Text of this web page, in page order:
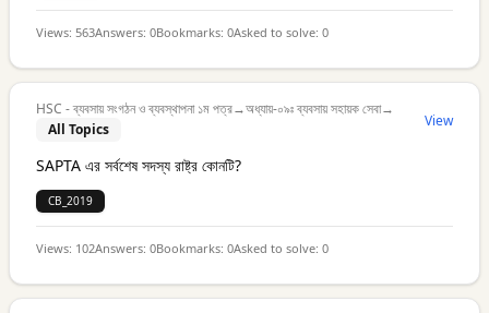
Views: 563Answers: 0Bookmarks: 0Asked to solve: 0
HSC - ব্যবসায় সংগঠন ও ব্যবস্থাপনা ১ম পত্র→অধ্যায়-০৯ঃ ব্যবসায় সহায়ক সেবা→
All Topics
View
SAPTA এর সর্বশেষ সদস্য রাষ্ট্র কোনটি?
CB_2019
Views: 102Answers: 0Bookmarks: 0Asked to solve: 0